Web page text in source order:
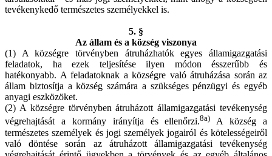
tevékenykedő természetes személyekkel is.
5. §
Az állam és a község viszonya
(1) A községre törvényben átruházhatók egyes államigazgatási
feladatok, ha ezek teljesítése ilyen módon ésszerűbb és
hatékonyabb. A feladatoknak a községre való átruházása során az
állam biztosítja a község számára a szükséges pénzügyi és egyéb
anyagi eszközöket.
(2) A községre törvényben átruházott államigazgatási tevékenység
végrehajtását a kormány irányítja és ellenőrzi.8a) A község a
természetes személyek és jogi személyek jogairól és kötelességeiről
való döntése során az átruházott államigazgatási tevékenység